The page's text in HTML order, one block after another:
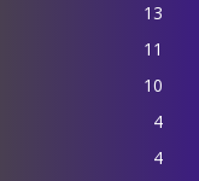
13
11
10
4
4